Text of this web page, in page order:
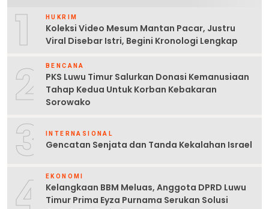
1 HUKRIM
Koleksi Video Mesum Mantan Pacar, Justru
Viral Disebar Istri, Begini Kronologi Lengkap
2 BENCANA
PKS Luwu Timur Salurkan Donasi Kemanusiaan
Tahap Kedua Untuk Korban Kebakaran
Sorowako
3 INTERNASIONAL
Gencatan Senjata dan Tanda Kekalahan Israel
4 EKONOMI
Kelangkaan BBM Meluas, Anggota DPRD Luwu
Timur Prima Eyza Purnama Serukan Solusi